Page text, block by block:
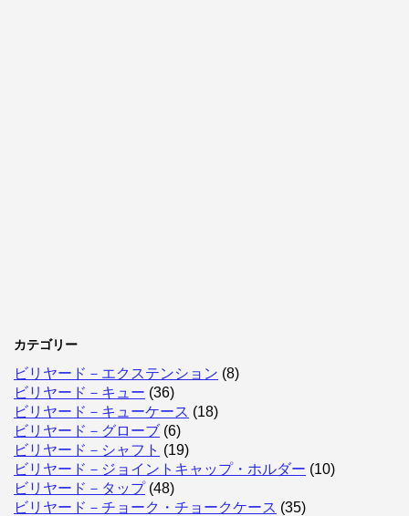
カテゴリー
ビリヤード－エクステンション (8)
ビリヤード－キュー (36)
ビリヤード－キューケース (18)
ビリヤード－グローブ (6)
ビリヤード－シャフト (19)
ビリヤード－ジョイントキャップ・ホルダー (10)
ビリヤード－タップ(48)
ビリヤード－チョーク・チョークケース (35)